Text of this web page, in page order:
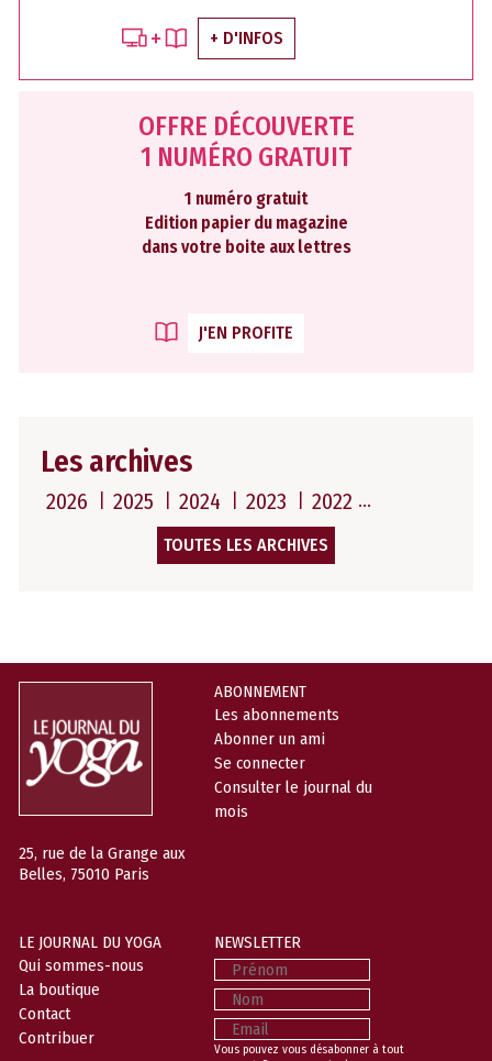
+ D'INFOS
OFFRE DÉCOUVERTE
1 NUMÉRO GRATUIT
1 numéro gratuit
Edition papier du magazine
dans votre boite aux lettres
J'EN PROFITE
Les archives
2026 2025 2024 2023 2022
TOUTES LES ARCHIVES
25, rue de la Grange aux
Belles, 75010 Paris
ABONNEMENT
Les abonnements
Abonner un ami
Se connecter
Consulter le journal du
mois
LE JOURNAL DU YOGA
Qui sommes-nous
La boutique
Contact
Contribuer
NEWSLETTER
Prénom
Nom
Email
Vous pouvez vous désabonner à tout